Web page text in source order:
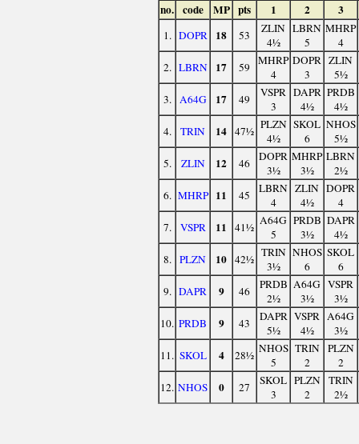
no. code MP pts 1 2 3
1. DOPR 18 53
ZLIN
4½
LBRN
5
MHRP
4
2. LBRN 17 59
MHRP
4
DOPR
3
ZLIN
5½
3. A64G 17 49
VSPR
3
DAPR
4½
PRDB
4½
4.
TRIN 14 47½ PLZN
4½
SKOL
6
NHOS
5½
5.
ZLIN 12 46
DOPR
3½
MHRP
3½
LBRN
2½
6. MHRP 11 45
LBRN
4
ZLIN
4½
DOPR
4
7.
VSPR 11 41½ A64G
5
PRDB
3½
DAPR
4½
8. PLZN 10 42½ TRIN
3½
NHOS
6
SKOL
6
9. DAPR 9 46
PRDB
2½
A64G
3½
VSPR
3½
10. PRDB 9 43
DAPR
5½
VSPR
4½
A64G
3½
11. SKOL 4 28½ NHOS
5
TRIN
2
PLZN
2
12. NHOS 0 27
SKOL
3
PLZN
2
TRIN
2½